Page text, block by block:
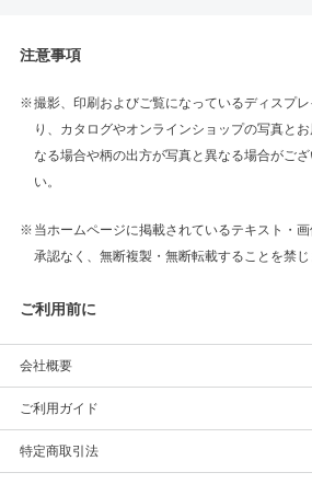
注意事項
撮影、印刷およびご覧になっているディスプ
り、カタログやオンラインショップの写真と
なる場合や柄の出方が写真と異なる場合がご
い。
当ホームページに掲載されているテキスト・
承認なく、無断複製・無断転載することを禁じ
ご利用前に
会社概要
ご利用ガイド
特定商取引法